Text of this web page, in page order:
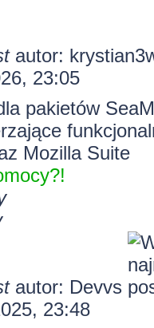
autor:
23:05
pakietów
Mozilla Suite
autor: Devvs
23:48